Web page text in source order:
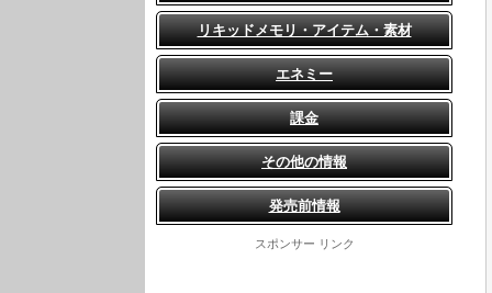
リキッドメモリ・アイテム・素材
エネミー
課金
その他の情報
発売前情報
スポンサー リンク